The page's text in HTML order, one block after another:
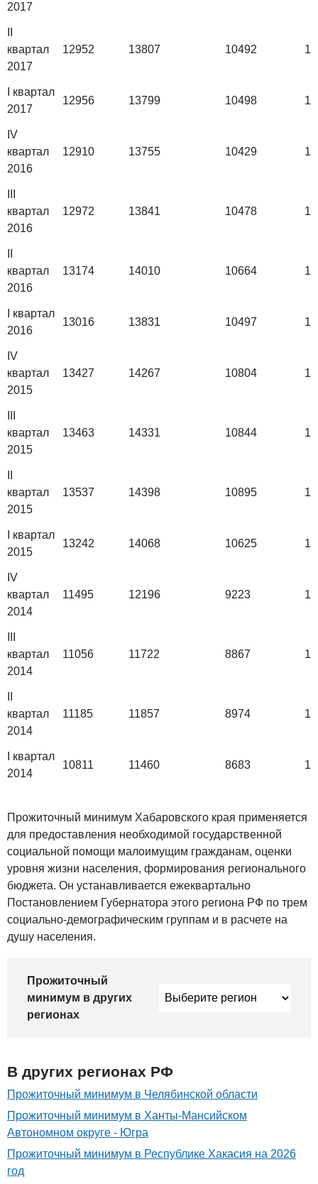
2017
квартал
2017
12952 13807 10492
I квартал
2017
12956 13799 10498
IV
квартал
2016
12910 13755 10429
квартал
2016
12972 13841 10478
квартал
2016
13174 14010 10664
I квартал
2016
13016 13831 10497
IV
квартал
2015
13427 14267 10804
квартал
2015
13463 14331 10844
квартал
2015
13537 14398 10895
I квартал
2015
13242 14068 10625
IV
квартал
2014
11495 12196 9223
квартал
2014
11056 11722 8867
квартал
2014
11185 11857 8974
I квартал
2014
10811 11460 8683
Прожиточный минимум Хабаровского края применяется
для предоставления необходимой государственной
социальной помощи малоимущим гражданам, оценки
уровня жизни населения, формирования регионального
бюджета. Он устанавливается ежеквартально
Постановлением Губернатора этого региона РФ по трем
социально-демографическим группам и в расчете на
душу населения.
Прожиточный
минимум в других
регионах
В других регионах РФ
Прожиточный минимум в Челябинской области
Прожиточный минимум в Ханты-Мансийском
Автономном округе - Югра
Прожиточный минимум в Республике Хакасия на 2026
год